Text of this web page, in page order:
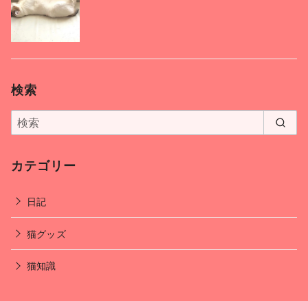
検索
カテゴリー
日記
猫グッズ
猫知識